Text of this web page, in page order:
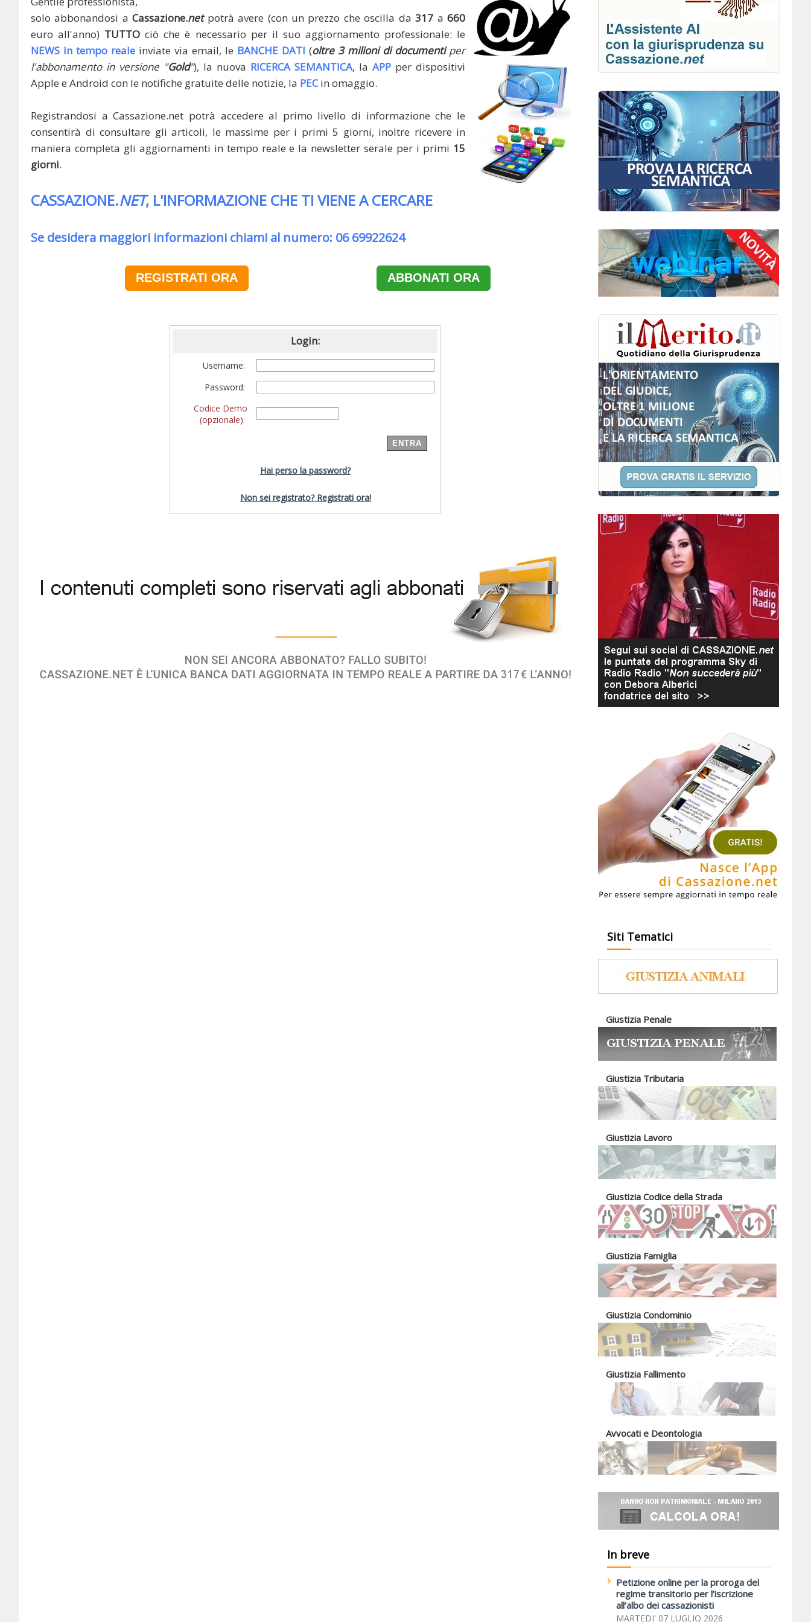
solo abbonandosi aCassazione.netpotrà avere (con un prezzo che oscilla da317 a660
euro all'anno) TUTTO ciò che è necessario per il suo aggiornamento professionale: le
NEWS in tempo reale inviate via email, le BANCHE DATI (oltre 3 milioni di documentiper
l'abbonamento in versione "Gold"), la nuova RICERCA SEMANTICA, la APP per dispositivi
Apple e Android con le notifiche gratuite delle notizie, la PECin omaggio.
Registrandosi a Cassazione.net potrà accedere al primo livello di informazione che le
consentirà di consultare gli articoli, le massime per i primi 5 giorni, inoltre ricevere in
maniera completa gli aggiornamenti in tempo reale e la newsletter serale per i primi 15
giorni.
CASSAZIONE.NET, L'INFORMAZIONE CHE TI VIENE A CERCARE
Se desidera maggiori informazioni chiami al numero: 06 69922624
REGISTRATI ORA ABBONATI ORA
Login:
Username:
Password:
Codice Demo
(opzionale):
Hai perso la password?
Non sei registrato? Registrati ora!
Siti Tematici
Giustizia Penale
Giustizia Tributaria
Giustizia Lavoro
Giustizia Codice della Strada
Giustizia Famiglia
Giustizia Condominio
Giustizia Fallimento
Avvocati e Deontologia
In breve
Petizione online per la proroga del
regime transitorio per l’iscrizione
all’albo dei cassazionisti
MARTEDI' 07 LUGLIO 2026